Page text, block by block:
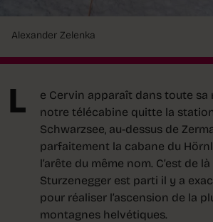
Alexander Zelenka
L
e Cervin apparaît dans toute sa
notre télécabine quitte la
Schwarzsee, au-dessus de
parfaitement la cabane du
l’arête du même nom. C’est de
Sturzenegger est parti il y a
pour réaliser l’ascension de la
montagnes helvétiques.